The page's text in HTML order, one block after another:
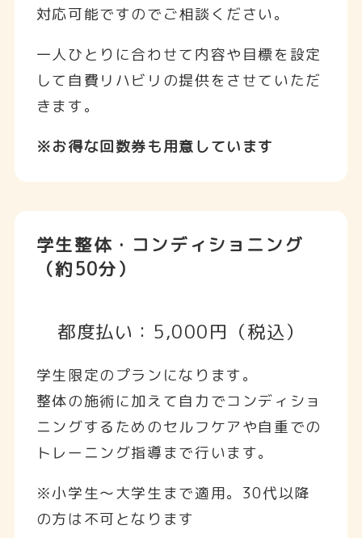
対応可能ですのでご相談ください。
一人ひとりに合わせて内容や目標を設定
して自費リハビリの提供をさせていただ
きます。
※お得な回数券も用意しています
学生整体・コンディショニング
（約50分）
都度払い：5,000円（税込）
学生限定のプランになります。
整体の施術に加えて自力でコンディショ
ニングするためのセルフケアや自重での
トレーニング指導まで行います。
※小学生〜大学生まで適用。30代以降
の方は不可となります